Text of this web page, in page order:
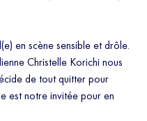
en scène sensible et drôle.
Christelle Korichi nous
de tout quitter pour
est notre invitée pour en